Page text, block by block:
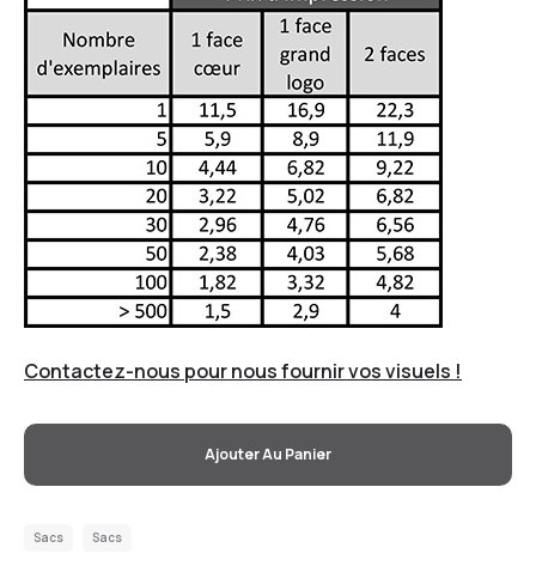
Contactez-nous pour nous fournir vos visuels !
Ajouter Au Panier
Sacs Sacs